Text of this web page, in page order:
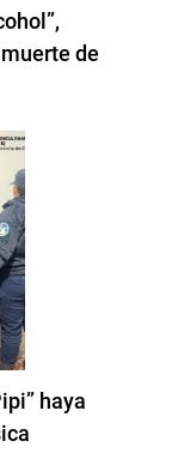
de
haya